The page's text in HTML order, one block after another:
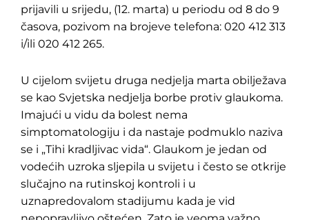
prijavili u srijedu, (12. marta) u periodu od 8 do 9
časova, pozivom na brojeve telefona: 020 412 313
i/ili 020 412 265.
U cijelom svijetu druga nedjelja marta obilježava
se kao Svjetska nedjelja borbe protiv glaukoma.
Imajući u vidu da bolest nema
simptomatologiju i da nastaje podmuklo naziva
se i „Tihi kradljivac vida“. Glaukom je jedan od
vodećih uzroka sljepila u svijetu i često se otkrije
slučajno na rutinskoj kontroli i u
uznapredovalom stadijumu kada je vid